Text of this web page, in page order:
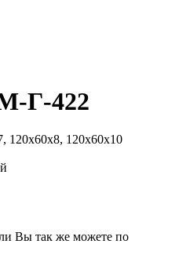
Г-422
120х60х8, 120х60х10
Вы так же можете по